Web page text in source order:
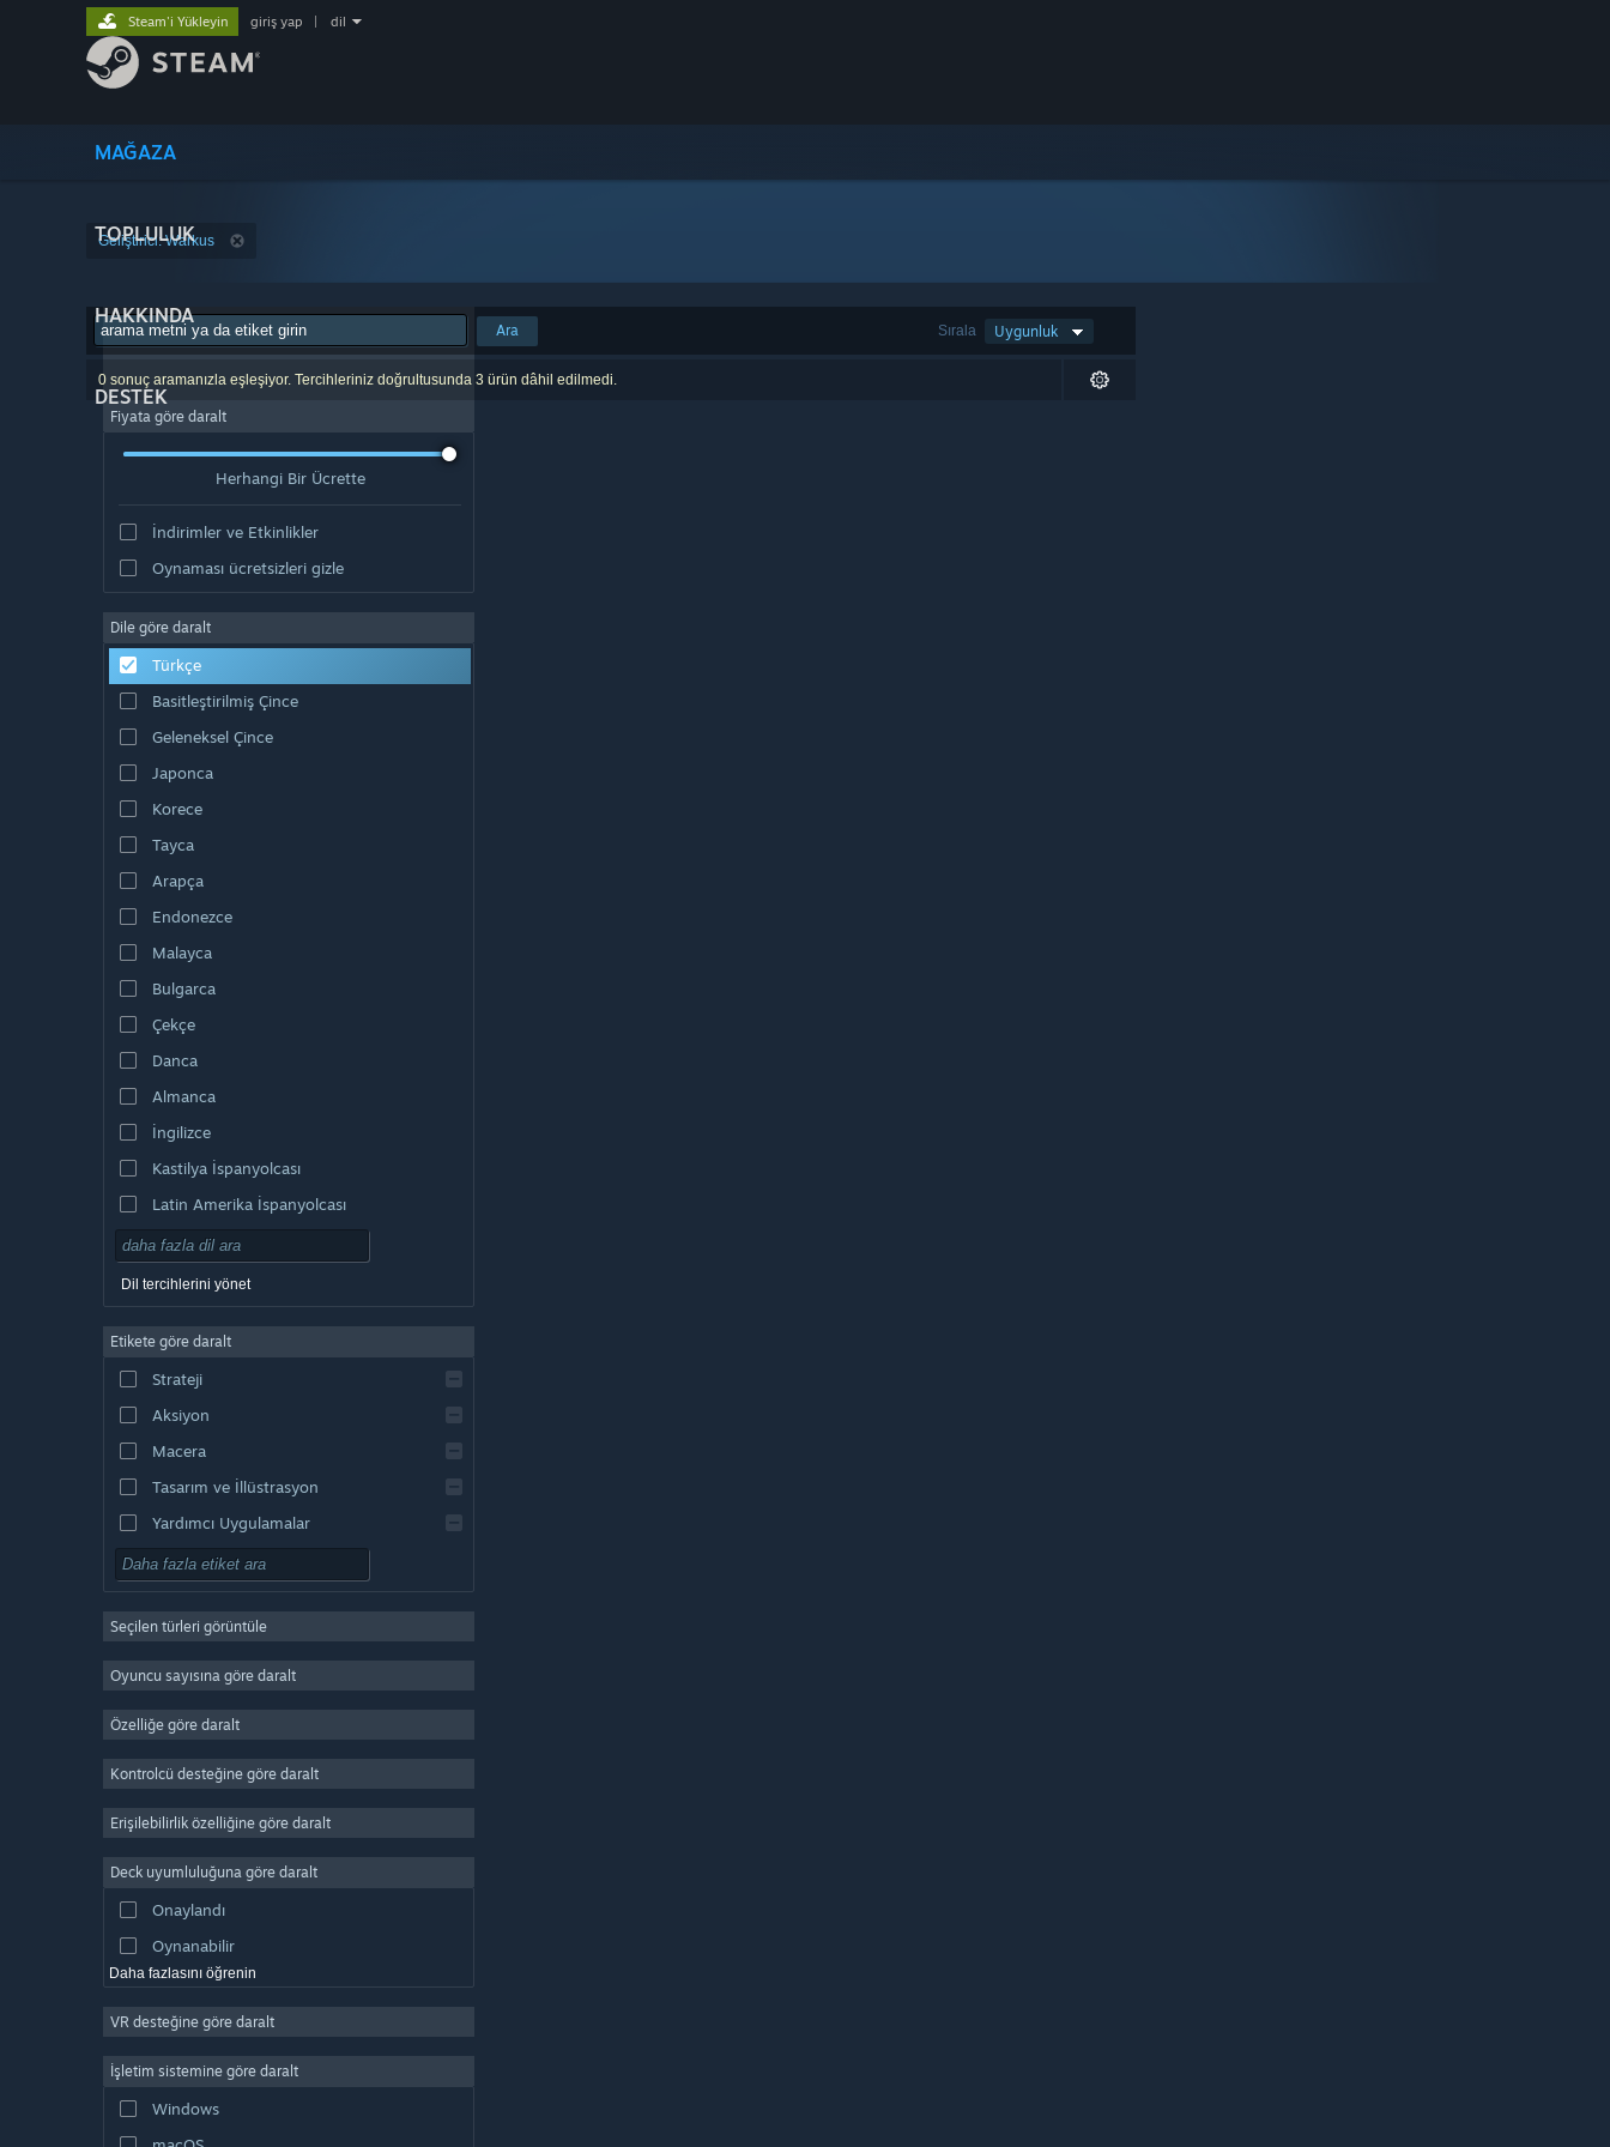
MAĞAZA
TOPLULUK
HAKKINDA
DESTEK
Steam'i Yükleyin giriş yap dil
Geliştirici: Warkus
Sırala Uygunluk
Ara
0 sonuç aramanızla eşleşiyor. Tercihleriniz doğrultusunda 3 ürün dâhil edilmedi.
Fiyata göre daralt
Herhangi Bir Ücrette
İndirimler ve Etkinlikler
Oynaması ücretsizleri gizle
Dile göre daralt
Türkçe
Basitleştirilmiş Çince
Geleneksel Çince
Japonca
Korece
Tayca
Arapça
Endonezce
Malayca
Bulgarca
Çekçe
Danca
Almanca
İngilizce
Kastilya İspanyolcası
Latin Amerika İspanyolcası
Dil tercihlerini yönet
Etikete göre daralt
Strateji
Aksiyon
Macera
Tasarım ve İllüstrasyon
Yardımcı Uygulamalar
Oynaması Ücretsiz
Devasa Çok Oyunculu
Basit Eğlence
Simülasyon
Video Prodüksiyonu
Fotoğraf Düzenleme
Seçilen türleri görüntüle
Oyuncu sayısına göre daralt
Özelliğe göre daralt
Kontrolcü desteğine göre daralt
Erişilebilirlik özelliğine göre daralt
Deck uyumluluğuna göre daralt
Onaylandı
Oynanabilir
Daha fazlasını öğrenin
VR desteğine göre daralt
İşletim sistemine göre daralt
Windows